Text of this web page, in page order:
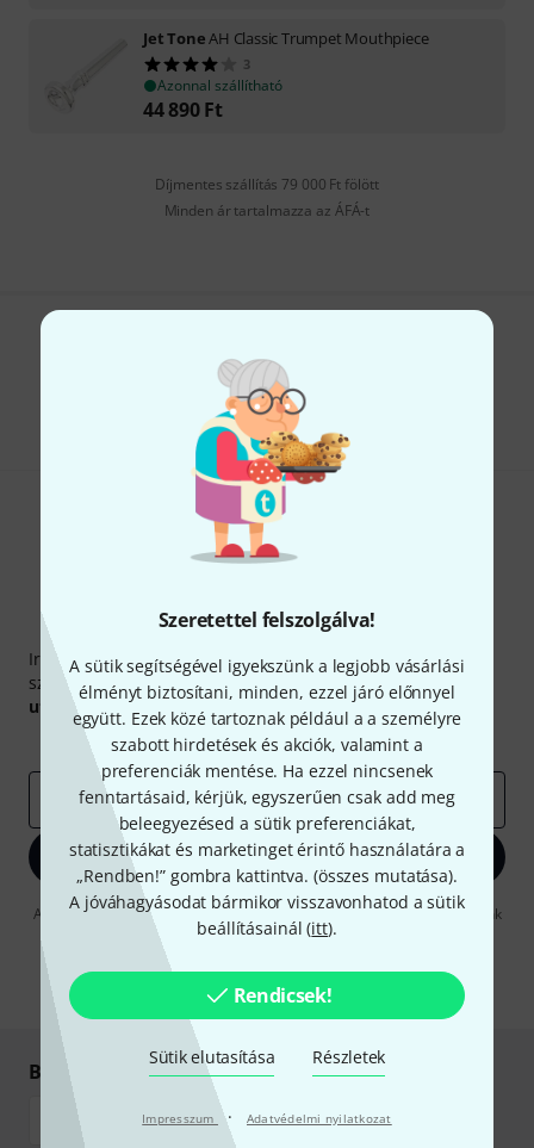
Szeretettel felszolgálva!
A sütik segítségével igyekszünk a legjobb vásárlási
élményt biztosítani, minden, ezzel járó előnnyel
együtt. Ezek közé tartoznak például a a személyre
szabott hirdetések és akciók, valamint a
preferenciák mentése. Ha ezzel nincsenek
fenntartásaid, kérjük, egyszerűen csak add meg
beleegyezésed a sütik preferenciákat,
statisztikákat és marketinget érintő használatára a
„Rendben!” gombra kattintva. (összes mutatása).
A jóváhagyásodat bármikor visszavonhatod a sütik
beállításainál (itt).
Rendicsek!
Sütik elutasítása Részletek
Impresszum · Adatvédelmi nyilatkozat
Jet ToneAH Classic Trumpet Mouthpiece
3
Azonnal szállítható
44 890 Ft
Díjmentes szállítás 79 000 Ft fölött
Minden ár tartalmazza az ÁFÁ-t
Súgó & Visszajelzések
Thomann hírlevél
Iratkozz fel a Thomann angol nyelvű hírlevelére, és kis
szerencsével megnyerheted a
50 egyenként 50 € értékű
utalványegyikét.
Inspiráló gondolatok
Akciók Thomann
e-mail cím*
Bejelentkezés
A "Bejelentkezés" gombra kattintva elfogadja, hogy e-mailben küldjünk
önnek hirdetéseket. Bármikor leiratkozhat erről. A hírlevélről további
információkat az
* Kitöltés kötelező
Biztonságos vásárlás és fizetés